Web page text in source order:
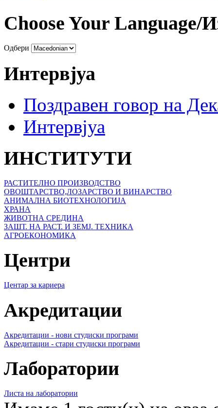
Choose Your Language/
Одбери
Интервјуа
Поздравен говор на
Интервјуа
ИНСТИТУТИ
РАСТИТЕЛНО ПРОИЗВОДСТВО
ОВОШТАРСТВО,ЛОЗАРСТВО И ВИНАРСТВО
АНИМАЛНА БИОТЕХНОЛОГИЈА
ХРАНА
ЖИВОТНА СРЕДИНА
ЗАШТ. НА РАСТ. И ЗЕМЈ. ТЕХНИКА
АГРОЕКОНОМИКА
Центри
Центар за кариера
Акредитации
Акредитации - нови студиски програми
Акредитации - стари студиски програми
Лаборатории
Листа на лаборатории